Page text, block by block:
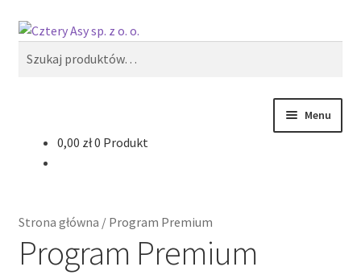
Przejdź
nawigacji
Przejdź
Szukaj
Menu
Produkty
Oferty specjalne
0,00 zł0 Produkt
Strona główna / Program Premium
Program Premium